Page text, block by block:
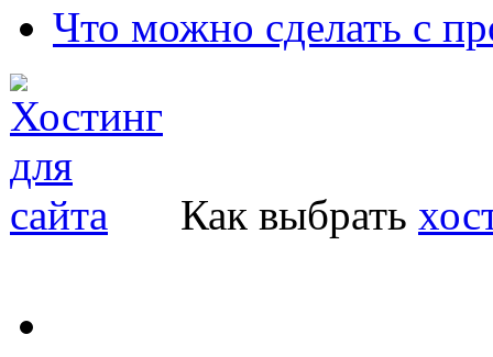
Что можно сделать с
Как выбрать